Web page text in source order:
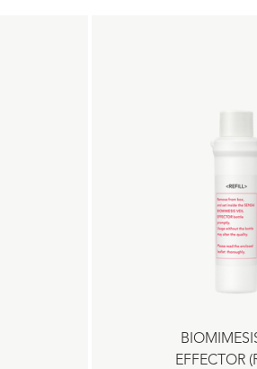
EFFECTOR